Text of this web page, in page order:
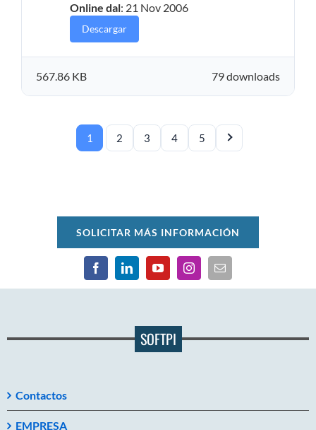
Online dal: 21 Nov 2006
Descargar
79 downloads
567.86 KB
1 2 3 4 5
SOLICITAR MÁS INFORMACIÓN
SOFTPI
Contactos
EMPRESA